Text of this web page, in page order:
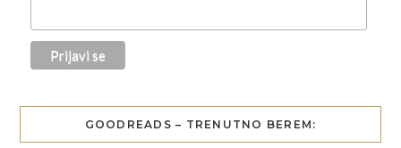
GOODREADS – TRENUTNO BEREM: